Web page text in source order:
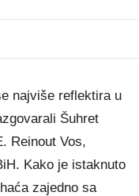
najviše reflektira u
Šuhret
Reinout Vos,
Kako je istaknuto
zajedno sa